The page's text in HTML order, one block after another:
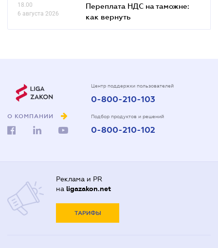
18.00
6 августа 2026
Переплата НДС на таможне:
как вернуть
О КОМПАНИИ
Центр поддержки пользователей
0-800-210-103
Подбор продуктов и решений
0-800-210-102
Реклама и PR
на ligazakon.net
ТАРИФЫ